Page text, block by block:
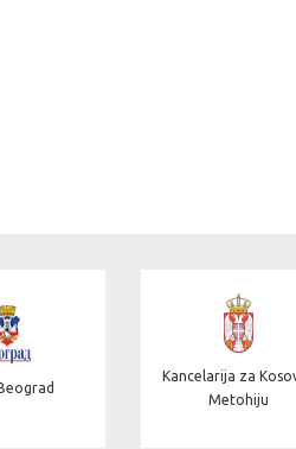
Kancelarija za Kosovo i
Metohiju